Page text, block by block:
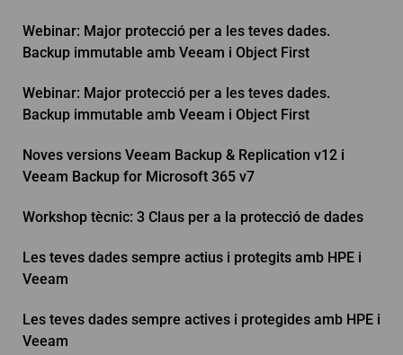
Webinar: Major protecció per a les teves dades.
Backup immutable amb Veeam i Object First
Webinar: Major protecció per a les teves dades.
Backup immutable amb Veeam i Object First
Noves versions Veeam Backup & Replication v12 i
Veeam Backup for Microsoft 365 v7
Workshop tècnic: 3 Claus per a la protecció de dades
Les teves dades sempre actius i protegits amb HPE i
Veeam
Les teves dades sempre actives i protegides amb HPE i
Veeam